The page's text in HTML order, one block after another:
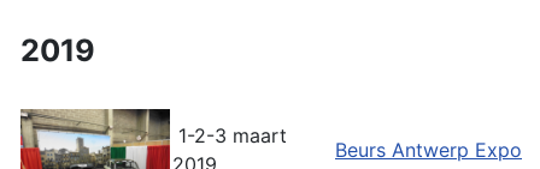
2019
1-2-3 maart
2019
Beurs Antwerp Expo